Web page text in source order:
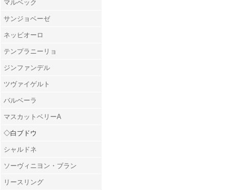
マルベック
サンジョベーゼ
ネッビオーロ
テンプラニーリョ
ジンファンデル
ツヴァイゲルト
バルベーラ
マスカットベリーA
◇白ブドウ
シャルドネ
ソーヴィニヨン・ブラン
リースリング